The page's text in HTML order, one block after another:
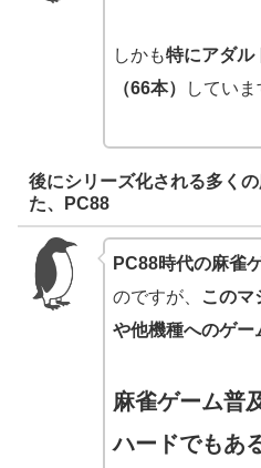
しかも特にアダル
（66本）
していま
後にシリーズ化される多く
た、PC88
PC88時代の麻雀
のですが、
このマ
や他機種へのゲー
麻雀ゲーム普
ハードでもあ